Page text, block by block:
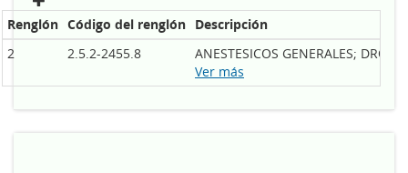
Renglón Código del renglón Descripción
2
2.5.2-2455.8
ANESTESICOS GENERALES;
Ver más